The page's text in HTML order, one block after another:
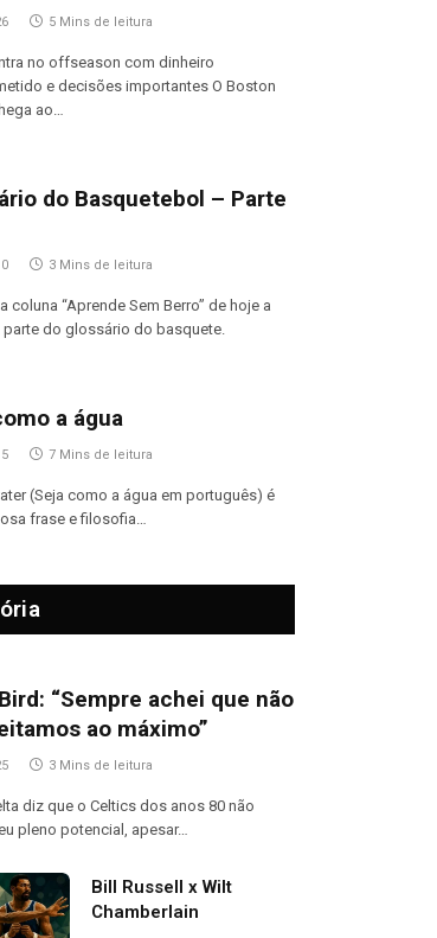
5 Mins de leitura
no offseason com dinheiro
e decisões importantes O Boston
ao…
do Basquetebol – Parte
3 Mins de leitura
coluna “Aprende Sem Berro” de hoje a
parte do glossário do basquete.
a água
7 Mins de leitura
(Seja como a água em português) é
frase e filosofia…
“Sempre achei que não
ao máximo”
3 Mins de leitura
diz que o Celtics dos anos 80 não
pleno potencial, apesar…
Bill Russell x Wilt
Chamberlain